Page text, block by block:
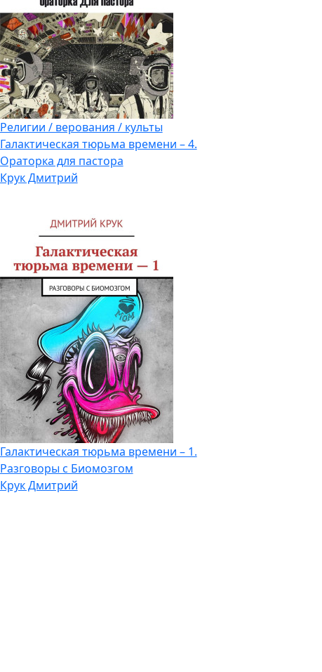
Религии / верования / культы
Галактическая тюрьма времени – 4.
Ораторка для пастора
Крук Дмитрий
Галактическая тюрьма времени – 1.
Разговоры с Биомозгом
Крук Дмитрий